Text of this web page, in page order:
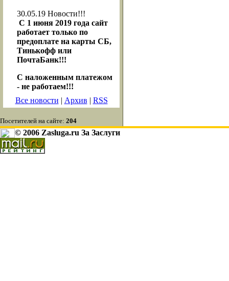
30.05.19 Новости!!!
С 1 июня 2019 года сайт
работает только по
предоплате на карты СБ,
Тинькофф или
ПочтаБанк!!!
С наложенным платежом
- не работаем!!!
Все новости | Архив | RSS
Посетителей на сайте: 204
© 2006 Zasluga.ru За Заслуги